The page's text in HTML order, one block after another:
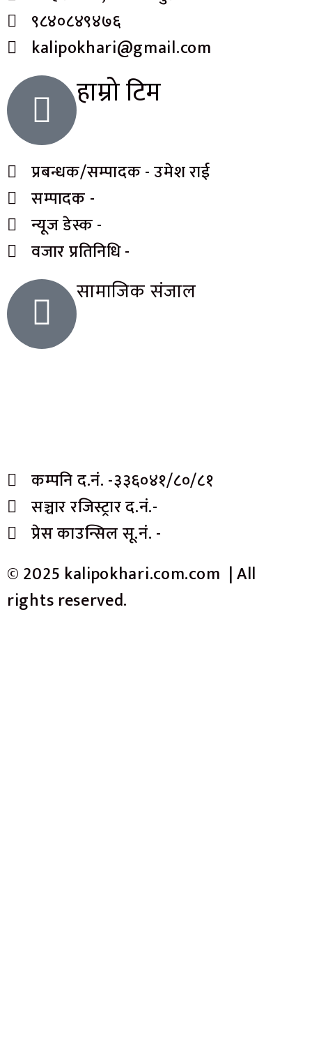
९८४०८४९४७६
kalipokhari@gmail.com
हाम्रो टिम
प्रबन्धक/सम्पादक - उमेश राई
सम्पादक -
न्यूज डेस्क -
वजार प्रतिनिधि -
सामाजिक संजाल
कम्पनि द.नं. -३३६०४१/८०/८१
सञ्चार रजिस्ट्रार द.नं.-
प्रेस काउन्सिल सू.नं. -
© 2025 kalipokhari.com.com | All
rights reserved.